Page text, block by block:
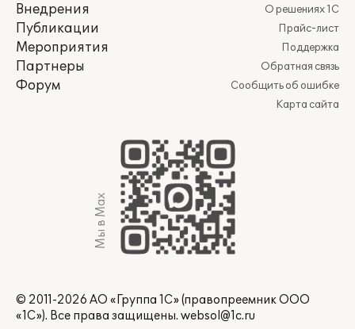
Внедрения
Публикации
Мероприятия
Партнеры
Форум
О решениях 1С
Прайс-лист
Поддержка
Обратная связь
Сообщить об ошибке
Карта сайта
Мы в Max
© 2011-2026 АО «Группа 1С» (правопреемник ООО
«1С»). Все права защищены. websol@1c.ru